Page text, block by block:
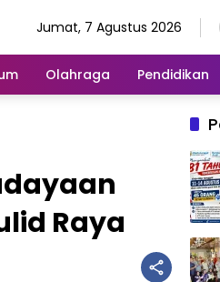
Jumat, 7 Agustus 2026
Olahraga Pendidikan
Raya